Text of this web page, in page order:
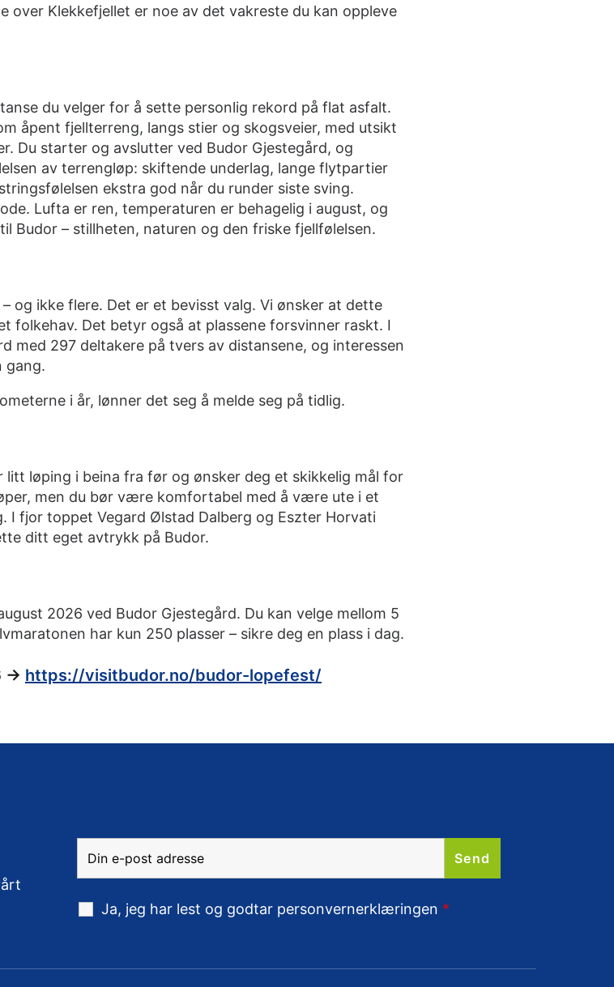
over Klekkefjellet er noe av det vakreste du kan oppleve
du velger for å sette personlig rekord på flat asfalt.
åpent fjellterreng, langs stier og skogsveier, med utsikt
Du starter og avslutter ved Budor Gjestegård, og
av terrengløp: skiftende underlag, lange flytpartier
ekstra god når du runder siste sving.
Lufta er ren, temperaturen er behagelig i august, og
Budor – stillheten, naturen og den friske fjellfølelsen.
og ikke flere. Det er et bevisst valg. Vi ønsker at dette
folkehav. Det betyr også at plassene forsvinner raskt. I
med 297 deltakere på tvers av distansene, og interessen
gang.
i år, lønner det seg å melde seg på tidlig.
litt løping i beina fra før og ønsker deg et skikkelig mål for
men du bør være komfortabel med å være ute i et
I fjor toppet Vegard Ølstad Dalberg og Eszter Horvati
ditt eget avtrykk på Budor.
2026 ved Budor Gjestegård. Du kan velge mellom 5
har kun 250 plasser – sikre deg en plass i dag.
→ https://visitbudor.no/budor-lopefest/
Ja, jeg har lest og godtar personvernerklæringen *